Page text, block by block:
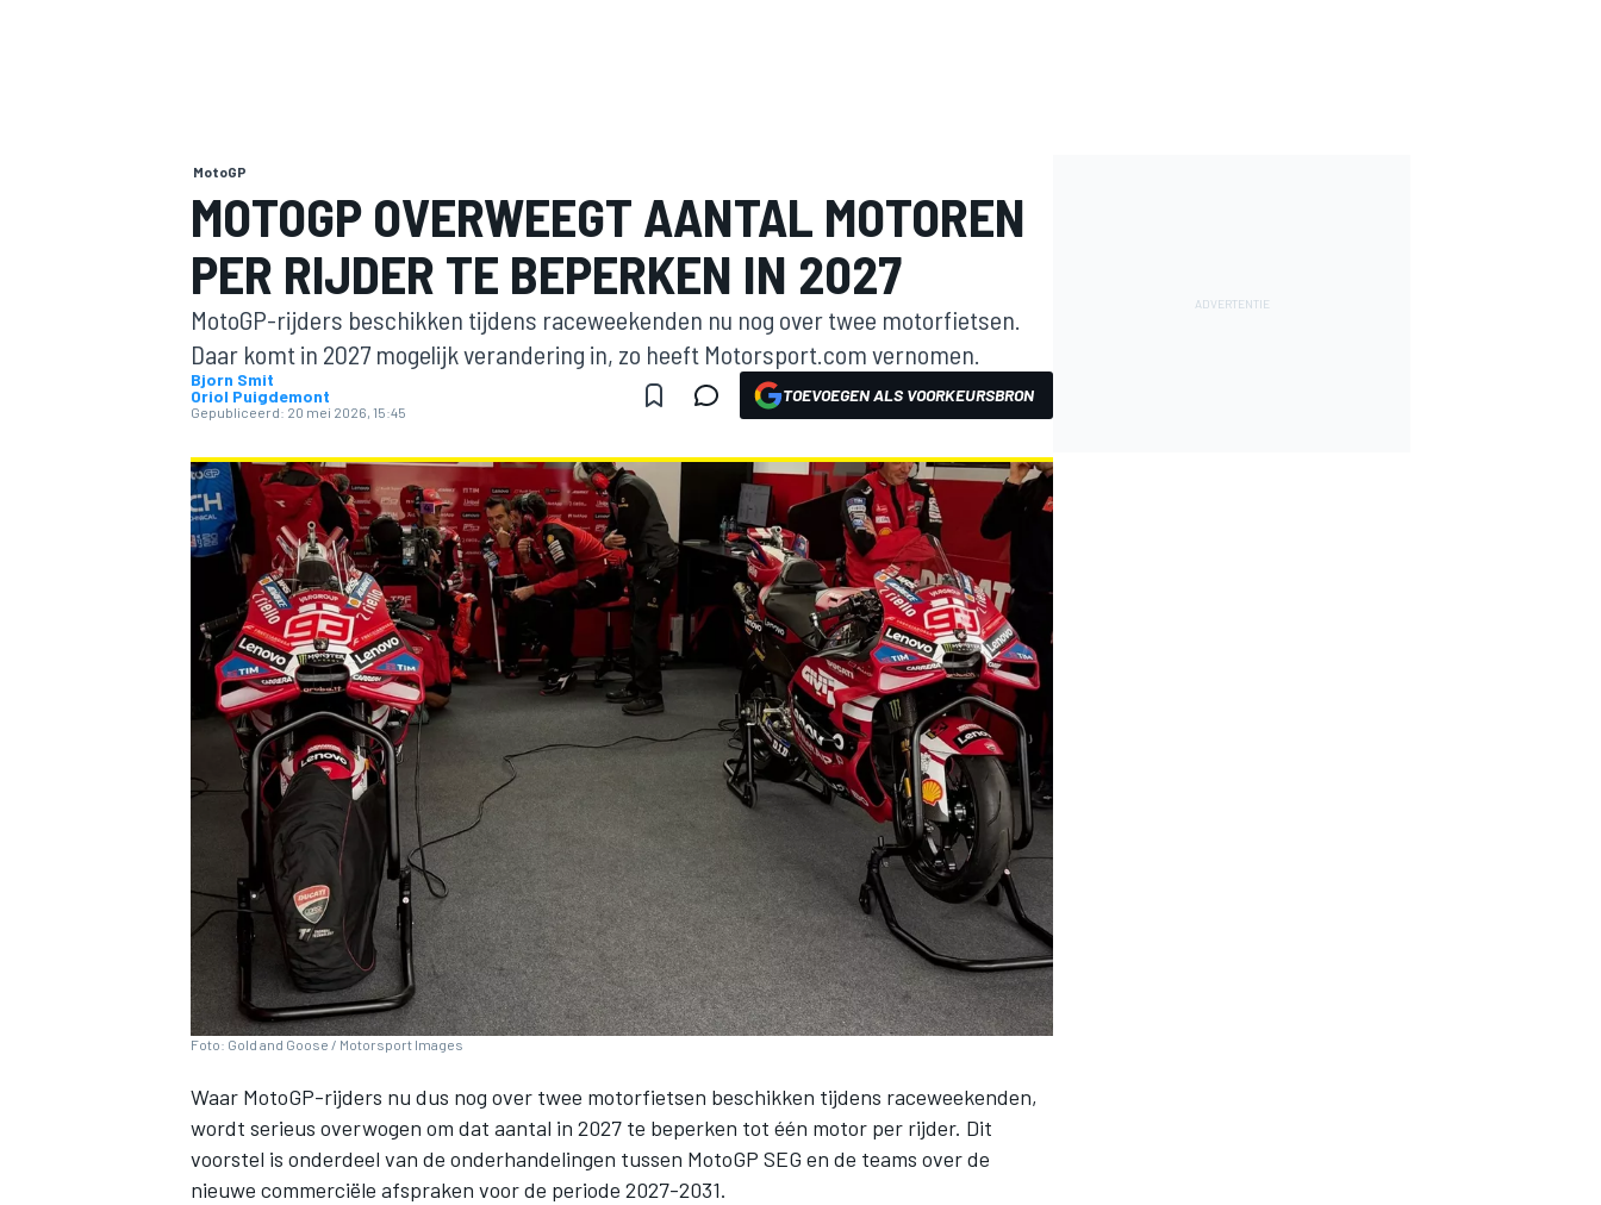
MOTOGP
INDYCAR
WEC DTM
MotoGP
MOTOGP OVERWEEGT AANTAL MOTOREN
PER RIJDER TE BEPERKEN IN 2027
MotoGP-rijders beschikken tijdens raceweekenden nu nog over twee motorfietsen.
Daar komt in 2027 mogelijk verandering in, zo heeft Motorsport.com vernomen.
Bjorn Smit
Oriol Puigdemont
Gepubliceerd: 20 mei 2026, 15:45
TOEVOEGEN ALS VOORKEURSBRON
Foto: Gold and Goose / Motorsport Images
Waar MotoGP-rijders nu dus nog over twee motorfietsen beschikken tijdens raceweekenden,
wordt serieus overwogen om dat aantal in 2027 te beperken tot één motor per rijder. Dit
voorstel is onderdeel van de onderhandelingen tussen MotoGP SEG en de teams over de
nieuwe commerciële afspraken voor de periode 2027-2031.